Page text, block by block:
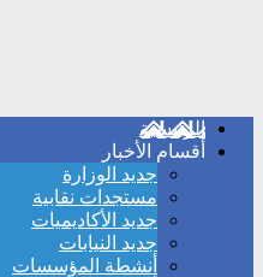
الرئيسية
أقسام الأخبار
جديد الوزارة
مستجدات نقابية
جديد الأكاديميات
جديد النيابات
أنشطة المؤسسات